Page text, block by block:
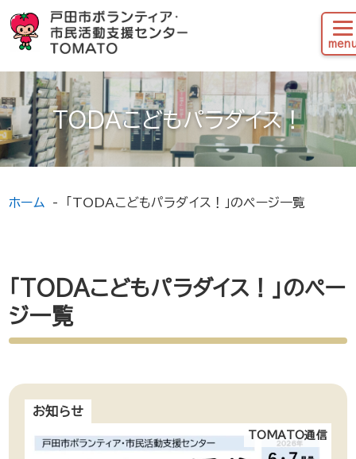
TODAこどもパラダイス！
ホーム 「TODAこどもパラダイス！」のページ一覧
「TODAこどもパラダイス！」のペー
ジ一覧
お知らせ
TOMATO通信